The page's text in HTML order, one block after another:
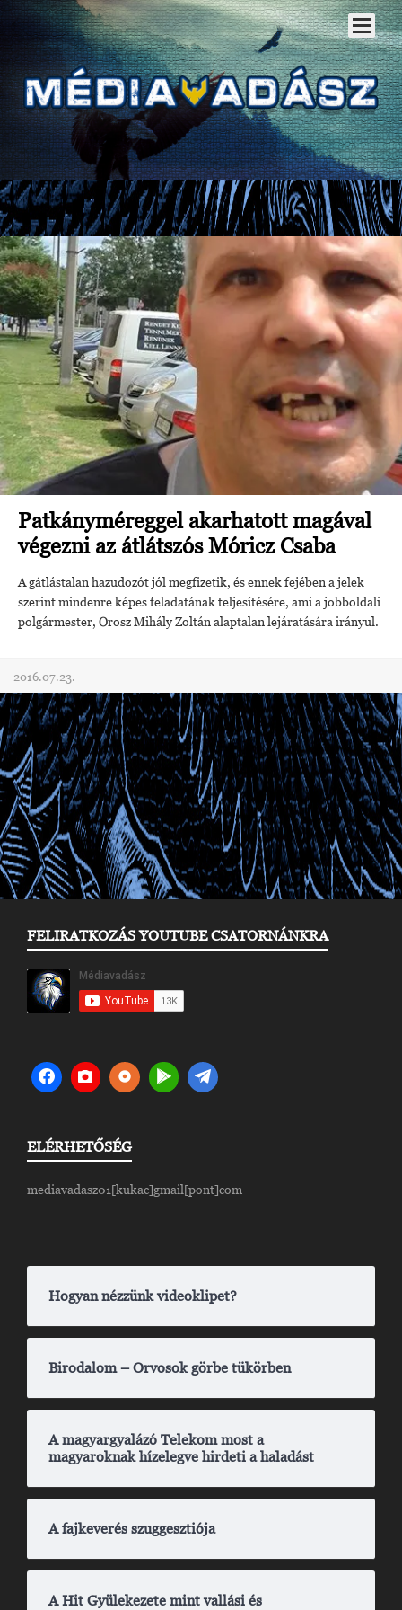
Patkányméreggel akarhatott magával
végezni az átlátszós Móricz Csaba
A gátlástalan hazudozót jól megfizetik, és ennek fejében a jelek
szerint mindenre képes feladatának teljesítésére, ami a jobboldali
polgármester, Orosz Mihály Zoltán alaptalan lejáratására irányul.
2016.07.23.
FELIRATKOZÁS YOUTUBE CSATORNÁNKRA
ELÉRHETŐSÉG
mediavadasz01[kukac]gmail[pont]com
Hogyan nézzünk videoklipet?
Birodalom – Orvosok görbe tükörben
A magyargyalázó Telekom most a
magyaroknak hízelegve hirdeti a haladást
A fajkeverés szuggesztiója
A Hit Gyülekezete mint vallási és